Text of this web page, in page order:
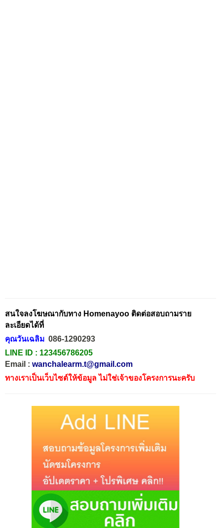
สนใจลงโฆษณากับทาง Homenayoo ติดต่อสอบถามราย
ละเอียดได้ที่
คุณวันเฉลิม 086-1290293
LINE ID : 123456786205
Email : wanchalearm.t@gmail.com
ทางเราเป็นเว็บไซต์ให้ข้อมูล ไม่ใช่เจ้าของโครงการนะครับ